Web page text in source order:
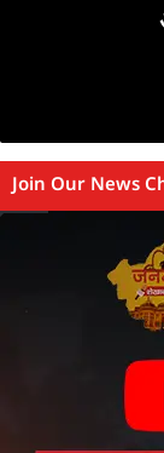
Join Our News